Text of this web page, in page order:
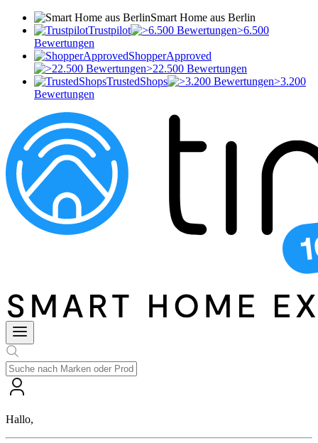
Smart Home aus Berlin
Trustpilot
>6.500
Bewertungen
ShopperApproved
>22.500 Bewertungen
TrustedShops
>3.200
Bewertungen
Hallo,